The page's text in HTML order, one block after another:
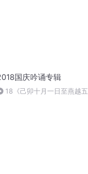
国庆吟诵专辑
18《己卯十月一日至燕越五